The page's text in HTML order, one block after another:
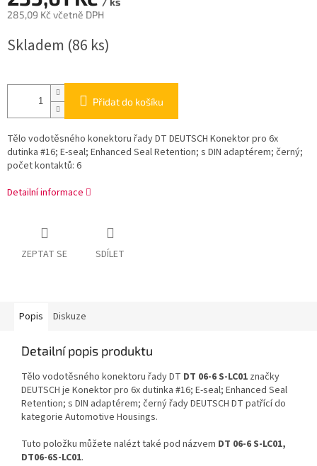
285,09 Kč včetně DPH
cena:
Skladem (86 ks)
Přidat do košíku
Tělo vodotěsného konektoru řady DT DEUTSCH Konektor pro 6x
dutinka #16; E-seal; Enhanced Seal Retention; s DIN adaptérem; černý;
počet kontaktů: 6
Detailní informace
ZEPTAT SE SDÍLET
Popis Diskuze
Detailní popis produktu
Tělo vodotěsného konektoru řady DT DT 06-6 S-LC01 značky
DEUTSCH je Konektor pro 6x dutinka #16; E-seal; Enhanced Seal
Retention; s DIN adaptérem; černý řady DEUTSCH DT patřící do
kategorie Automotive Housings.
Tuto položku můžete nalézt také pod názvem DT 06-6 S-LC01,
DT06-6S-LC01.